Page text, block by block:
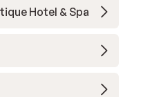
Hotel & Spa